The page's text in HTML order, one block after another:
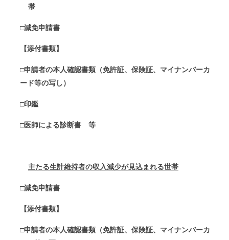
帯
□減免申請書
【添付書類】
□申請者の本人確認書類（免許証、保険証、マイナンバーカ
ード等の写し）
□印鑑
□医師による診断書 等
主たる生計維持者の収入減少が見込まれる世帯
□減免申請書
【添付書類】
□申請者の本人確認書類（免許証、保険証、マイナンバーカ